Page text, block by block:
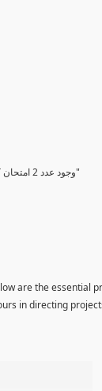
5. وجود عدد 2 امتحان كل امتحان مكون من 100 سؤال والتي يجب حلها والحصول علي درجة فوق ال 90% ومعرفة اجابتها جيدا"
are the essential
in directing